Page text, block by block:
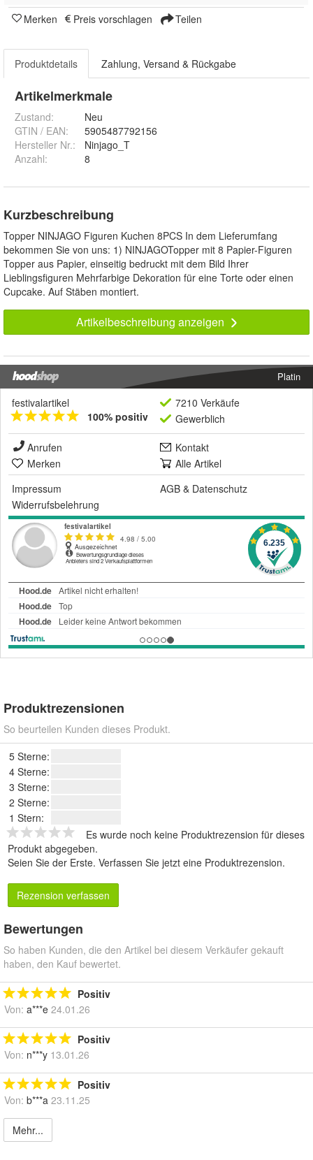
Merken Preis vorschlagen Teilen
Produktdetails Zahlung, Versand & Rückgabe
Artikelmerkmale
Zustand:
Neu
GTIN / EAN:
5905487792156
Hersteller Nr.:
Ninjago_T
Anzahl: 8
Kurzbeschreibung
Topper NINJAGO Figuren Kuchen 8PCS In dem Lieferumfang
bekommen Sie von uns: 1) NINJAGOTopper mit 8 Papier-Figuren
Topper aus Papier, einseitig bedruckt mit dem Bild Ihrer
Lieblingsfiguren Mehrfarbige Dekoration für eine Torte oder einen
Cupcake. Auf Stäben montiert.
Artikelbeschreibung anzeigen
Platin
festivalartikel
100% positiv
7210 Verkäufe
Gewerblich
Anrufen
Kontakt
Merken
Alle Artikel
Impressum
AGB & Datenschutz
Widerrufsbelehrung
Produktrezensionen
So beurteilen Kunden dieses Produkt.
5 Sterne:
4 Sterne:
3 Sterne:
2 Sterne:
1 Stern:
Es wurde noch keine Produktrezension für dieses
Produkt abgegeben.
Seien Sie der Erste. Verfassen Sie jetzt eine Produktrezension.
Rezension verfassen
Bewertungen
So haben Kunden, die den Artikel bei diesem Verkäufer gekauft
haben, den Kauf bewertet.
Positiv
Von: a***e 24.01.26
Positiv
Von: n***y 13.01.26
Positiv
Von: b***a 23.11.25
Mehr...